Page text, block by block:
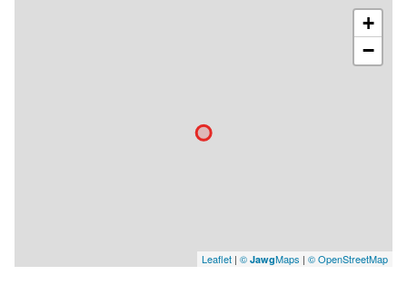
+
−
Leaflet | © JawgMaps | © OpenStreetMap